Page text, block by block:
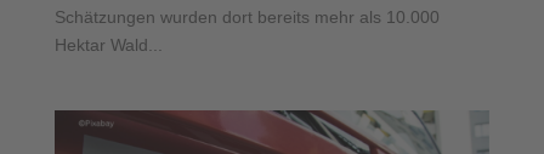
Schätzungen wurden dort bereits mehr als 10.000
Hektar Wald...